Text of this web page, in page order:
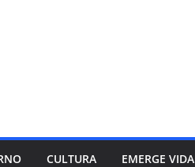
CULTURA EMERGE VIDA